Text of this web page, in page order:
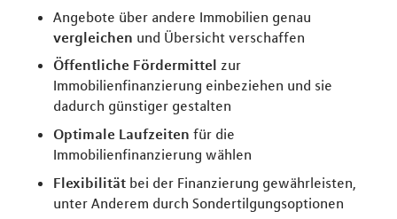
Angebote über andere Immobilien genau
vergleichen und Übersicht verschaffen
Öffentliche Fördermittel zur
Immobilienfinanzierung einbeziehen und sie
dadurch günstiger gestalten
Optimale Laufzeiten für die
Immobilienfinanzierung wählen
Flexibilität bei der Finanzierung gewährleisten,
unter Anderem durch Sondertilgungsoptionen